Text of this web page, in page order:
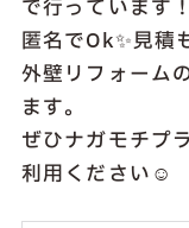
で行っています！
匿名でOk✨見積
外壁リフォーム
ます。
ぜひナガモチプ
利用ください☺